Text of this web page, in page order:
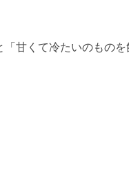
甘くて冷たいのもの